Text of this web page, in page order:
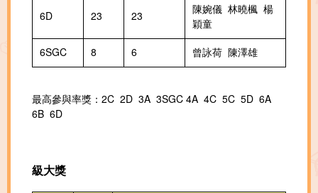
6D 23 23
陳婉儀 林曉楓 楊
穎童
6SGC
8 6 曾詠荷 陳澤雄
最高參與率獎：2C 2D 3A 3SGC 4A 4C 5C 5D 6A
6B 6D
級大獎